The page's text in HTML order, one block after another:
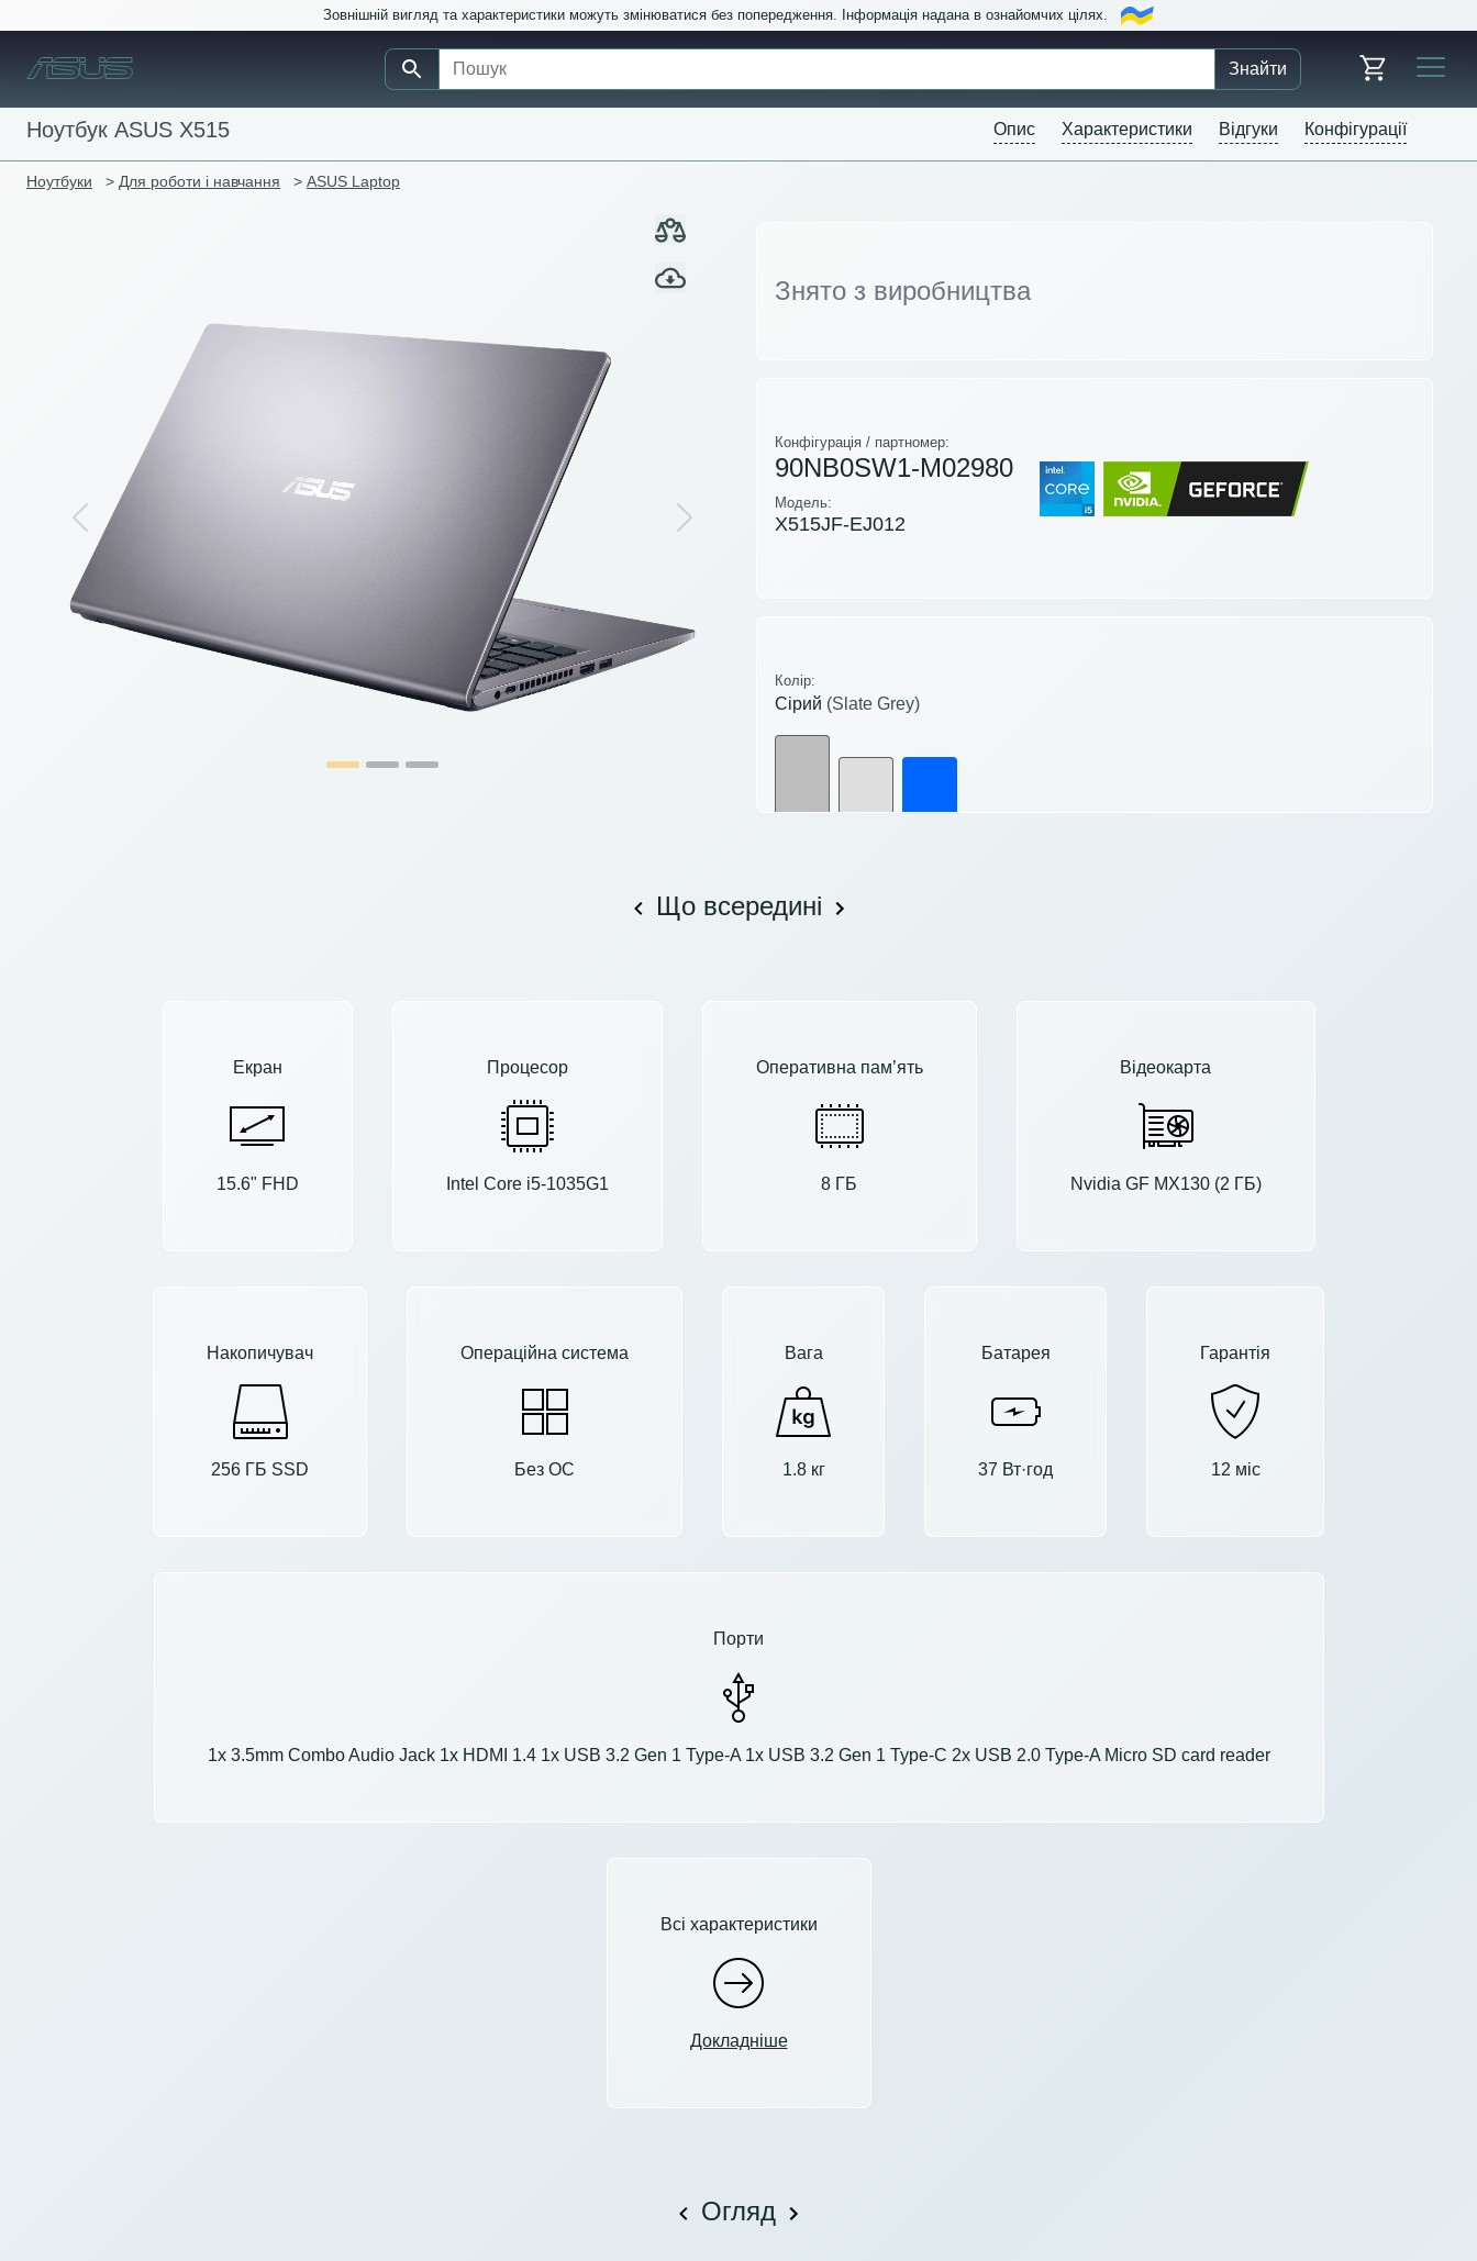
Зовнішній вигляд та характеристики можуть змінюватися без попередження. Інформація надана в ознайомчих цілях.
Знайти
Ноутбук ASUS X515 Опис Характеристики Відгуки Конфігурації
Ноутбуки > Для роботи і навчання > ASUS Laptop
Previous Next
Знято з виробництва
Конфігурація / партномер:
90NB0SW1-M02980
Модель:
X515JF-EJ012
Колір:
Сірий (Slate Grey)
Що всередині
Екран
15.6" FHD
Процесор
Intel Core i5-1035G1
Оперативна пам’ять
8 ГБ
Відеокарта
Nvidia GF MX130 (2 ГБ)
Накопичувач
256 ГБ SSD
Операційна система
Без ОС
Вага
1.8 кг
Батарея
37 Вт·год
Гарантія
12 міс
Порти
1x 3.5mm Combo Audio Jack 1x HDMI 1.4 1x USB 3.2 Gen 1 Type-A 1x USB 3.2 Gen 1 Type-C 2x USB 2.0 Type-A Micro SD card reader
Всі характеристики
Докладніше
Огляд